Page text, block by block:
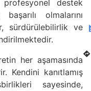
profesyonel destek
olmalarını
sürdürülebilirlik ve
her aşamasında
Kendini kanıtlamış
sayesinde,